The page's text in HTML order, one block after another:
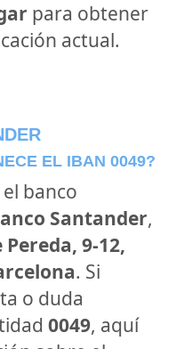
para obtener
actual.
EL IBAN 0049?
el banco
Santander,
Pereda, 9-12,
. Si
o duda
0049, aquí